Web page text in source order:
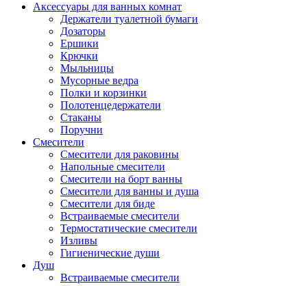
Аксессуары для ванных комнат
Держатели туалетной бумаги
Дозаторы
Ершики
Крючки
Мыльницы
Мусорные ведра
Полки и корзинки
Полотенцедержатели
Стаканы
Поручни
Смесители
Смесители для раковины
Напольные смесители
Смесители на борт ванны
Смесители для ванны и душа
Смесители для биде
Встраиваемые смесители
Термостатические смесители
Изливы
Гигиенические души
Душ
Встраиваемые смесители